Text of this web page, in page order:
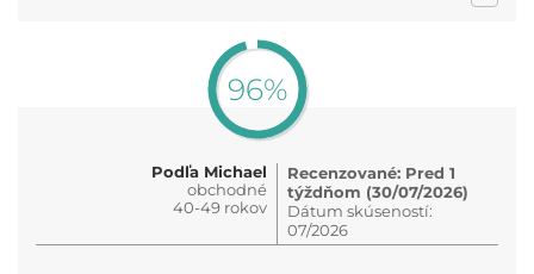
96%
Podľa Michael
obchodné
40-49 rokov
Recenzované: Pred 1
týždňom (30/07/2026)
Dátum skúseností:
07/2026